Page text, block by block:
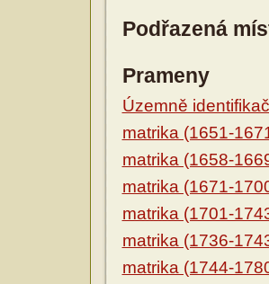
Podřazená
Prameny
Územně
matrika (1651-
matrika (1658-
matrika (1671-
matrika (1701-
matrika (1736-
matrika (1744-